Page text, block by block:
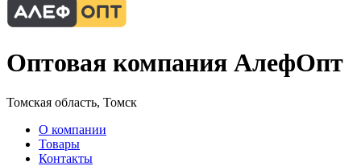
Оптовая компания АлефОпт
Томская область, Томск
О компании
Товары
Контакты